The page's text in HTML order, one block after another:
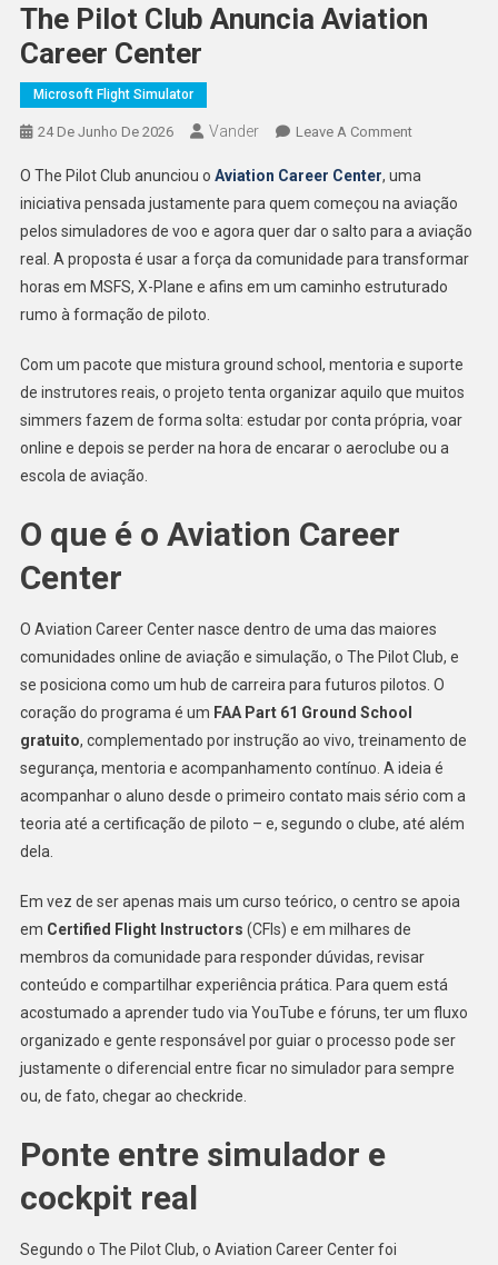
The Pilot Club Anuncia Aviation
Career Center
Microsoft Flight Simulator
24 De Junho De 2026 Vander Leave A CommentOn
Pilot
Club
Anuncia
Aviation
Career
O The Pilot Club anunciou o Aviation Career Center, uma
iniciativa pensada justamente para quem começou na aviação
pelos simuladores de voo e agora quer dar o salto para a aviação
real. A proposta é usar a força da comunidade para transformar
horas em MSFS, X-Plane e afins em um caminho estruturado
rumo à formação de piloto.
Com um pacote que mistura ground school, mentoria e suporte
de instrutores reais, o projeto tenta organizar aquilo que muitos
simmers fazem de forma solta: estudar por conta própria, voar
online e depois se perder na hora de encarar o aeroclube ou a
escola de aviação.
O que é o Aviation Career
Center
O Aviation Career Center nasce dentro de uma das maiores
comunidades online de aviação e simulação, o The Pilot Club, e
se posiciona como um hub de carreira para futuros pilotos. O
coração do programa é um FAA Part 61 Ground School
gratuito, complementado por instrução ao vivo, treinamento de
segurança, mentoria e acompanhamento contínuo. A ideia é
acompanhar o aluno desde o primeiro contato mais sério com a
teoria até a certificação de piloto – e, segundo o clube, até além
dela.
Em vez de ser apenas mais um curso teórico, o centro se apoia
em Certified Flight Instructors (CFIs) e em milhares de
membros da comunidade para responder dúvidas, revisar
conteúdo e compartilhar experiência prática. Para quem está
acostumado a aprender tudo via YouTube e fóruns, ter um fluxo
organizado e gente responsável por guiar o processo pode ser
justamente o diferencial entre ficar no simulador para sempre
ou, de fato, chegar ao checkride.
Ponte entre simulador e
cockpit real
Segundo o The Pilot Club, o Aviation Career Center foi